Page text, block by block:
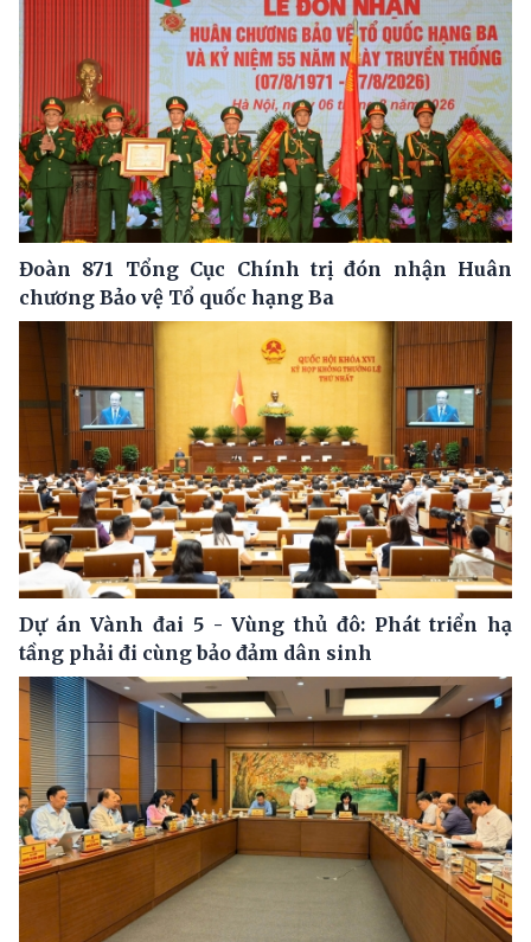
Đoàn 871 Tổng Cục Chính trị đón nhận Huân
chương Bảo vệ Tổ quốc hạng Ba
Dự án Vành đai 5 - Vùng thủ đô: Phát triển hạ
tầng phải đi cùng bảo đảm dân sinh